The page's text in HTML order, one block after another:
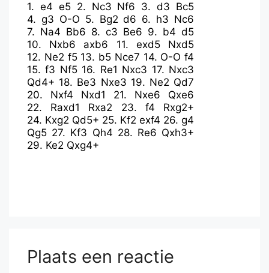
1. e4 e5 2. Nc3 Nf6 3.d3 Bc5
4. g3 O-O 5. Bg2 d6 6. h3 Nc6
7. Na4 Bb6 8. c3 Be6 9. b4 d5
10. Nxb6 axb6 11. exd5
Nxd5
12. Ne2 f5 13. b5 Nce7 14. O-O f4
15.f3 Nf5 16. Re1 Nxc3 17. Nxc3
Qd4+ 18. Be3 Nxe3 19. Ne2 Qd7
20. Nxf4 Nxd1 21. Nxe6
Qxe6
22. Raxd1 Rxa2 23. f4
Rxg2+
24. Kxg2 Qd5+ 25. Kf2 exf4 26. g4
Qg5 27. Kf3 Qh4 28. Re6 Qxh3+
29. Ke2 Qxg4+
Plaats een reactie